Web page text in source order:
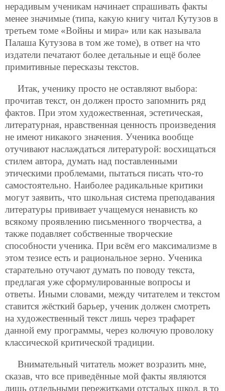
нерадивым ученикам начинает спрашивать факты
менее значимые (типа, какую книгу читал Кутузов в
третьем томе «Войны и мира» или как называла
Палаша Кутузова в том же томе), в ответ на что
издатели печатают более детальные и ещё более
примитивные пересказы текстов.
Итак, ученику просто не оставляют выбора:
прочитав текст, он должен просто запомнить ряд
фактов. При этом художественная, эстетическая,
литературная, нравственная ценность произведения
не имеют никакого значения. Ученика вообще
отучивают наслаждаться литературой: восхищаться
стилем автора, думать над поставленными
этическими проблемами, пытаться писать что-то
самостоятельно. Наиболее радикальные критики
могут заявить, что школьная система преподавания
литературы прививает учащемуся ненависть ко
всякому проявлению письменного творчества, а
также подавляет собственные творческие
способности ученика. При всём его максимализме в
этом тезисе есть и рациональное зерно. Ученика
старательно отучают думать по поводу текста,
предлагая уже сформулированные вопросы и
ответы. Иными словами, между читателем и текстом
ставится жёсткий барьер, ученик должен смотреть
на художественный текст лишь через трафарет
данной ему программы, через колючую проволоку
классической критической традиции.
Внимательный читатель может возразить мне,
сказав, что все приведённые мой факты являются
лишь отдельными пережитками отсталых школ, в то